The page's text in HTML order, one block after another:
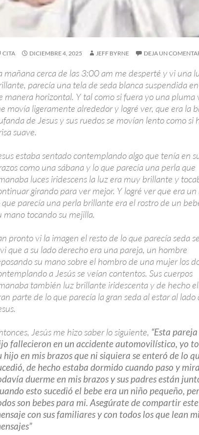
CITA DICIEMBRE 4, 2025 JEFF BYRNE DEJA UN
mañana cerca de las 3:00 am me desperté y vi una
parecía una tela de seda blanca suspendida
manera horizontal. Y tal como si fuera yo una pluma
movía ligeramente alrededor y logré ver, que era la
de Jesus y sus ruedos se movían lento como si
suave.
estaba sentado contemplando algo que tenía en
como una sábana y lo que parecía una perla que
luces iridescens la luz era muy brillante y
girando para ver mejor. Y logré ver que era un
que parecía una perla brillante era el rostro de un
mano tocando su mejilla.
pronto vi la imagen el resto de lo que parecía seda
que a su lado derecho era una pareja, un hombre
su mano sobre el hombro de una mujer los
a Jesús se veían contentos. Sus cuerpos
también luz brillante iridescenta y de hecho
parte de lo que parecía la gran seda al estar al lado
Jesús me hizo saber lo siguiente, “Esta
fallecieron en un accidente automovilístico, yo
hijo en mis brazos que ni siquiera se enteró de lo
de hecho estaba dormido cuando paso y
duerme en mis brazos y sus padres están
esto sucedió el bebe era un niño pequeño,
son bebes para mi. Asegúrate de compartir este
con sus familiares y con todos los que lean